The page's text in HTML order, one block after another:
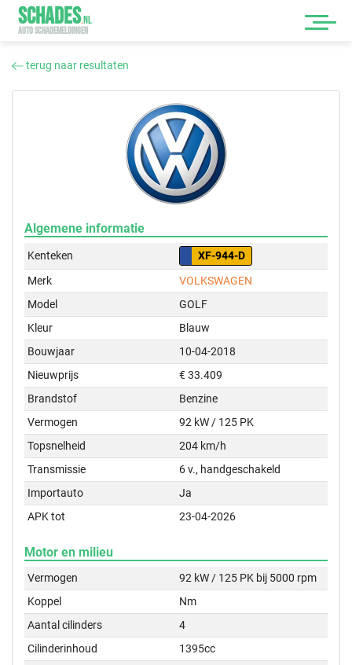
SCHADES.NL
AUTO SCHADEMELDINGEN
terug naar resultaten
Algemene informatie
Kenteken
XF-944-D
Merk
VOLKSWAGEN
Model
GOLF
Kleur
Blauw
Bouwjaar
10-04-2018
Nieuwprijs
€ 33.409
Brandstof
Benzine
Vermogen
92 kW / 125 PK
Topsnelheid
204 km/h
Transmissie
6 v., handgeschakeld
Importauto
Ja
APK tot
23-04-2026
Motor en milieu
Vermogen
92 kW / 125 PK bij 5000 rpm
Koppel
Nm
Aantal cilinders
4
Cilinderinhoud
1395cc